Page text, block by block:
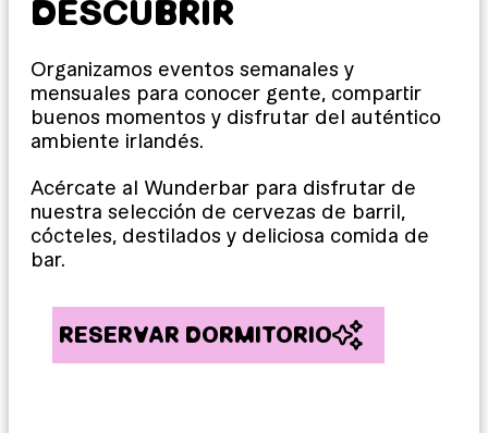
DESCUBRIR
Organizamos eventos semanales y
mensuales para conocer gente, compartir
buenos momentos y disfrutar del auténtico
ambiente irlandés.
Acércate al Wunderbar para disfrutar de
nuestra selección de cervezas de barril,
cócteles, destilados y deliciosa comida de
bar.
RESERVAR DORMITORIO